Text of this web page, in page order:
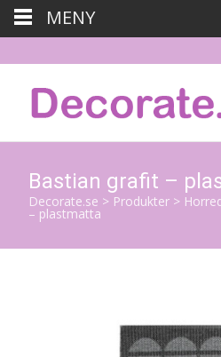
Bastian grafit –
Decorate.se > Produkter >
– plastmatta
MENY